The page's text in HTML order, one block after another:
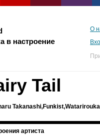
в настроение
О
Tail
артиста